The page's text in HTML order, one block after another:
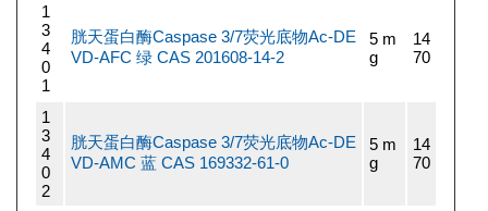
1
3
4
0
1
胱天蛋白酶Caspase 3/7荧光底物Ac-DE
VD-AFC 绿 CAS 201608-14-2
5 m
g
14
70
1
3
4
0
2
胱天蛋白酶Caspase 3/7荧光底物Ac-DE
VD-AMC 蓝 CAS 169332-61-0
5 m
g
14
70